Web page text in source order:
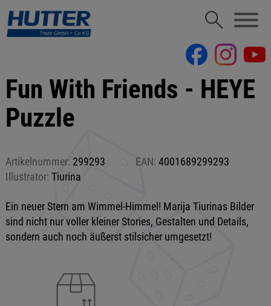
Fun With Friends - HEYE
Puzzle
Artikelnummer: 299293 EAN: 4001689299293
Illustrator: Tiurina
Ein neuer Stern am Wimmel-Himmel! Marija Tiurinas Bilder
sind nicht nur voller kleiner Stories, Gestalten und Details,
sondern auch noch äußerst stilsicher umgesetzt!